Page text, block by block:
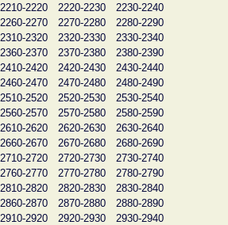
2210-2220 2220-2230
2230-2240
2260-2270 2270-2280
2280-2290
2310-2320 2320-2330
2330-2340
2360-2370 2370-2380
2380-2390
2410-2420 2420-2430
2430-2440
2460-2470 2470-2480
2480-2490
2510-2520 2520-2530
2530-2540
2560-2570 2570-2580
2580-2590
2610-2620 2620-2630
2630-2640
2660-2670 2670-2680
2680-2690
2710-2720 2720-2730
2730-2740
2760-2770 2770-2780
2780-2790
2810-2820 2820-2830
2830-2840
2860-2870 2870-2880
2880-2890
2910-2920 2920-2930
2930-2940